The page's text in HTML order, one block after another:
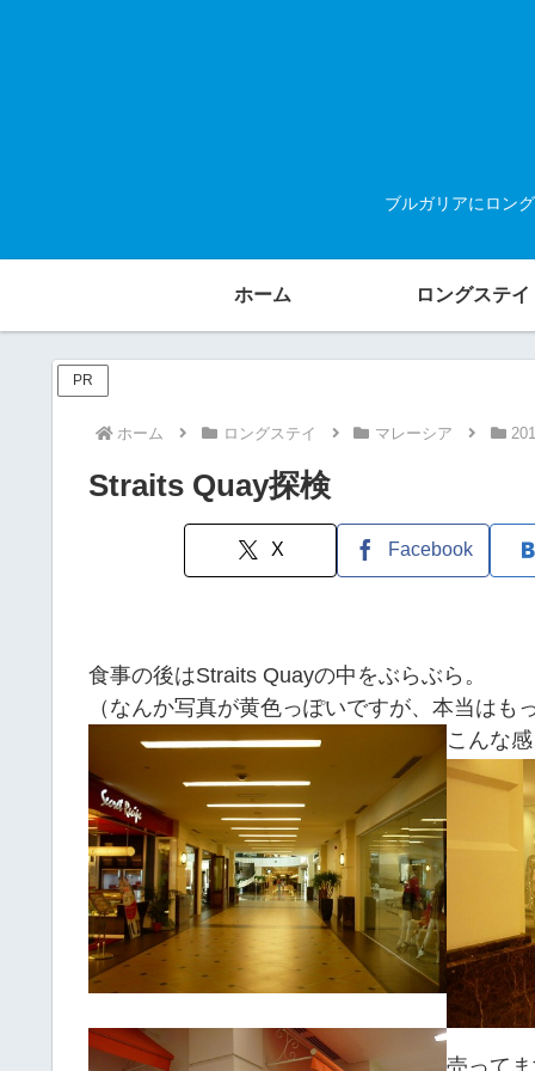
ブルガリアにロン
ホーム ロングステイ
PR
ホーム ロングステイ マレーシア
Straits Quay探検
X Facebook
食事の後はStraits Quayの中をぶらぶら。
（なんか写真が黄色っぽいですが、本当はも
こんな